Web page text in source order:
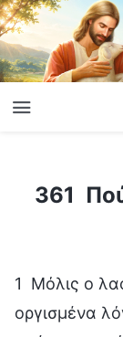
361 Πού είναι η
361
1 Μόλις ο
οργισμένα